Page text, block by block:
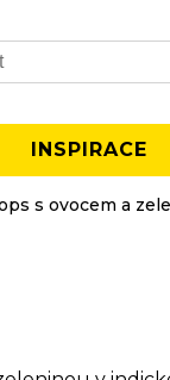
INSPIRACE
s ovocem a